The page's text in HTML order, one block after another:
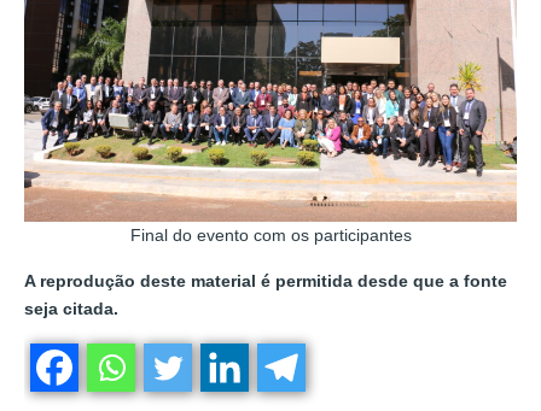
Final do evento com os participantes
A reprodução deste material é permitida desde que a fonte
seja citada.